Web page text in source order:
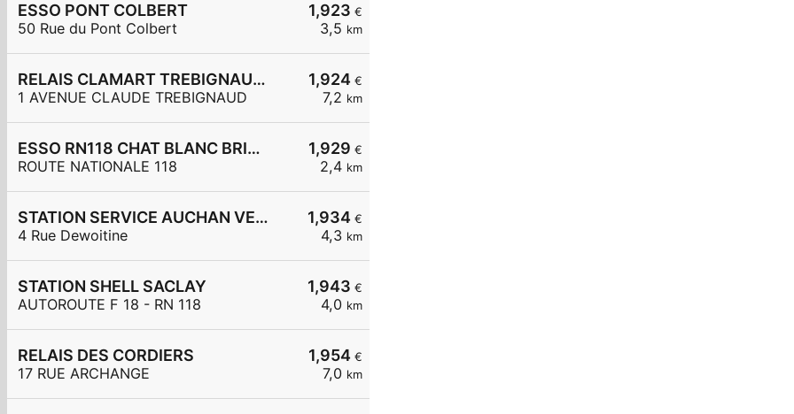
1,923 €
3,5 km
ESSO PONT COLBERT
50 Rue du Pont Colbert
1,924 €
7,2 km
RELAIS CLAMART TREBIGNAUD 2
1 AVENUE CLAUDE TREBIGNAUD
1,929 €
2,4 km
ESSO RN118 CHAT BLANC BRIEVRES
ROUTE NATIONALE 118
1,934 €
4,3 km
STATION SERVICE AUCHAN VELIZY 2
4 Rue Dewoitine
1,943 €
4,0 km
STATION SHELL SACLAY
AUTOROUTE F 18 - RN 118
1,954 €
7,0 km
RELAIS DES CORDIERS
17 RUE ARCHANGE